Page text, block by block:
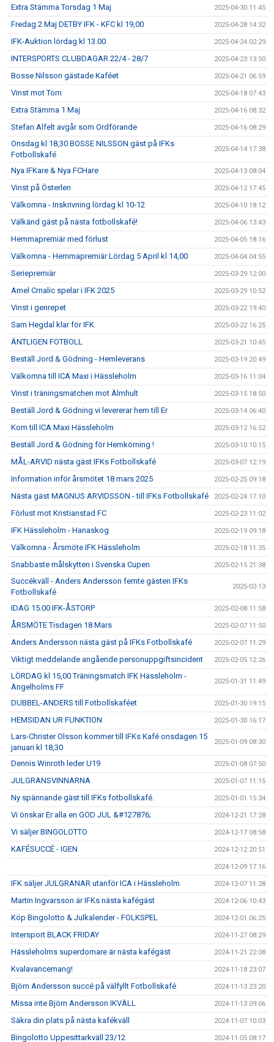
Extra Stämma Torsdag 1 Maj 2025-04-30 11:45
Fredag 2 Maj DETBY IFK - KFC kl 19,00 2025-04-28 14:32
IFK-Auktion lördag kl 13.00 2025-04-24 02:29
INTERSPORTS CLUBDAGAR 22/4 - 28/7 2025-04-23 13:50
Bosse Nilsson gästade Kaféet 2025-04-21 06:59
Vinst mot Torn 2025-04-18 07:43
Extra Stämma 1 Maj 2025-04-16 08:32
Stefan Alfelt avgår som Ordförande 2025-04-16 08:29
Onsdag kl 18,30 BOSSE NILSSON gäst på IFKs
Fotbollskafé
2025-04-14 17:38
Nya IFKare & Nya FCHare 2025-04-13 08:04
Vinst på Österlen 2025-04-12 17:45
Välkomna - Inskrivning lördag kl 10-12 2025-04-10 18:12
Välkänd gäst på nästa fotbollskafé! 2025-04-06 13:43
Hemmapremiär med förlust 2025-04-05 18:16
Välkomna - Hemmapremiär Lördag 5 April kl 14,00 2025-04-04 04:55
Seriepremiär 2025-03-29 12:00
Amel Crnalic spelar i IFK 2025 2025-03-29 10:52
Vinst i genrepet 2025-03-22 19:40
Sam Hegdal klar för IFK 2025-03-22 16:25
ÄNTLIGEN FOTBOLL 2025-03-21 10:45
Beställ Jord & Gödning - Hemleverans 2025-03-19 20:49
Välkomna till ICA Maxi i Hässleholm 2025-03-16 11:04
Vinst i träningsmatchen mot Älmhult 2025-03-15 18:50
Beställ Jord & Gödning vi levererar hem till Er 2025-03-14 06:40
Kom till ICA Maxi Hässleholm 2025-03-12 16:52
Beställ Jord & Gödning för Hemkörning ! 2025-03-10 10:15
MÅL-ARVID nästa gäst IFKs Fotbollskafé 2025-03-07 12:19
Information inför årsmötet 18 mars 2025 2025-02-25 09:18
Nästa gäst MAGNUS ARVIDSSON - till IFKs Fotbollskafé 2025-02-24 17:10
Förlust mot Kristianstad FC 2025-02-23 11:02
IFK Hässleholm - Hanaskog 2025-02-19 09:18
Välkomna - Årsmöte IFK Hässleholm 2025-02-18 11:35
Snabbaste målskytten i Svenska Cupen 2025-02-15 21:38
Succékväll - Anders Andersson femte gästen IFKs
Fotbollskafé
2025-02-13
IDAG 15.00 IFK-ÅSTORP 2025-02-08 11:58
ÅRSMÖTE Tisdagen 18 Mars 2025-02-07 11:50
Anders Andersson nästa gäst på IFKs Fotbollskafé 2025-02-07 11:29
Viktigt meddelande angående personuppgiftsincident 2025-02-05 12:26
LÖRDAG kl 15,00 Träningsmatch IFK Hässleholm -
Ängelholms FF
2025-01-31 11:49
DUBBEL-ANDERS till Fotbollskaféet 2025-01-30 19:15
HEMSIDAN UR FUNKTION 2025-01-30 16:17
Lars-Christer Olsson kommer till IFKs Kafé onsdagen 15
januari kl 18,30
2025-01-09 08:30
Dennis Winroth leder U19 2025-01-08 07:50
JULGRANSVINNARNA 2025-01-07 11:15
Ny spännande gäst till IFKs fotbollskafé. 2025-01-01 15:34
Vi önskar Er alla en GOD JUL &#127876; 2024-12-21 17:28
Vi säljer BINGOLOTTO 2024-12-17 08:58
KAFÉSUCCÉ - IGEN 2024-12-12 20:51
2024-12-09 17:16
IFK säljer JULGRANAR utanför ICA i Hässleholm 2024-12-07 11:28
Martin Ingvarsson är IFKs nästa kafégäst 2024-12-06 10:43
Köp Bingolotto & Julkalender - FOLKSPEL 2024-12-01 06:25
Intersport BLACK FRIDAY 2024-11-27 08:29
Hässleholms superdomare är nästa kafégäst 2024-11-21 22:08
Kvalavancemang! 2024-11-18 23:07
Björn Andersson succé på välfyllt Fotbollskafé 2024-11-13 23:20
Missa inte Björn Andersson IKVÄLL 2024-11-13 09:06
Säkra din plats på nästa kafékväll 2024-11-07 10:03
Bingolotto Uppesittarkväll 23/12 2024-11-05 08:17